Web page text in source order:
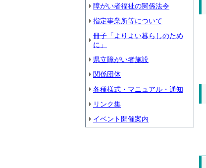
障がい者福祉の関係法令
指定事業所等について
冊子「よりよい暮らしのため
に」
県立障がい者施設
関係団体
各種様式・マニュアル・通知
リンク集
イベント開催案内